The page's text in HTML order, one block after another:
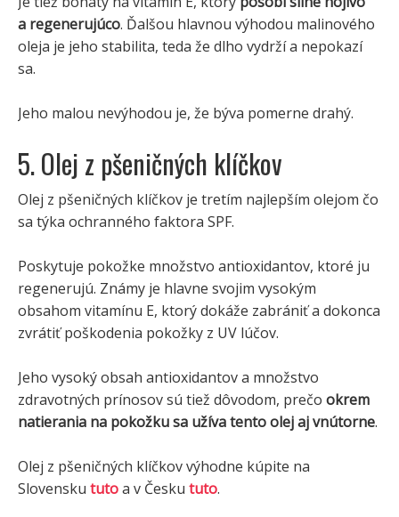
a regenerujúco. Ďalšou hlavnou výhodou malinového
oleja je jeho stabilita, teda že dlho vydrží a nepokazí
sa.
Jeho malou nevýhodou je, že býva pomerne drahý.
5. Olej z pšeničných klíčkov
Olej z pšeničných klíčkov je tretím najlepším olejom čo
sa týka ochranného faktora SPF.
Poskytuje pokožke množstvo antioxidantov, ktoré ju
regenerujú. Známy je hlavne svojim vysokým
obsahom vitamínu E, ktorý dokáže zabrániť a dokonca
zvrátiť poškodenia pokožky z UV lúčov.
Jeho vysoký obsah antioxidantov a množstvo
zdravotných prínosov sú tiež dôvodom, prečo okrem
natierania na pokožku sa užíva tento olej aj vnútorne.
Olej z pšeničných klíčkov výhodne kúpite na
Slovensku tutoa v Česku tuto.